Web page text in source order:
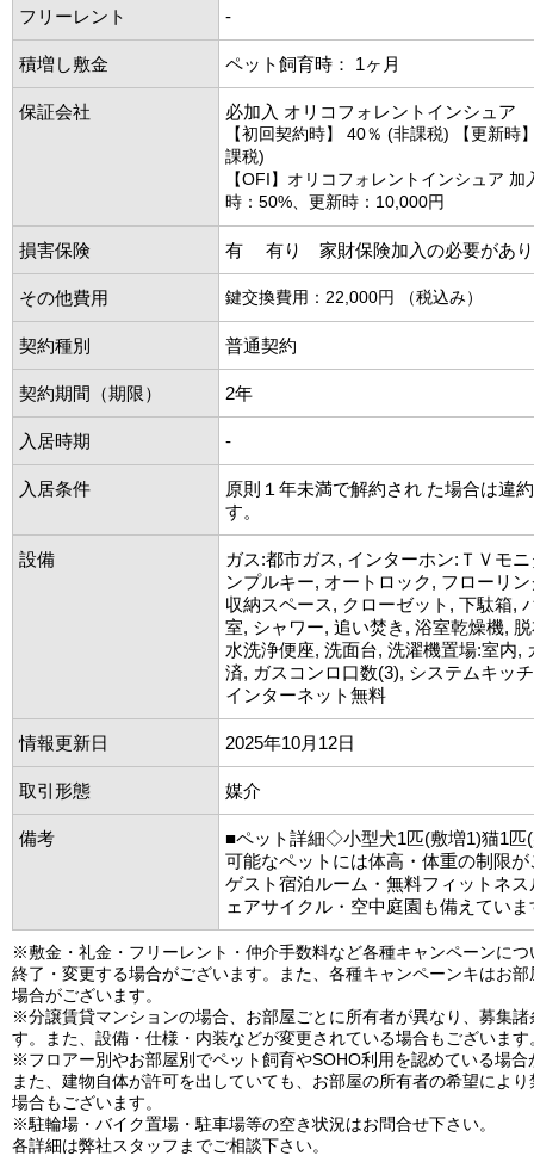
フリーレント -
積増し敷金 ペット飼育時： 1ヶ月
保証会社 必加入 オリコフォレントインシュア
【初回契約時】 40％ (非課税) 【更新時
課税)
【OFI】オリコフォレントインシュア 加
時：50%、更新時：10,000円
損害保険 有 有り 家財保険加入の必要があり
その他費用 鍵交換費用：22,000円 （税込み）
契約種別 普通契約
契約期間（期限） 2年
入居時期 -
入居条件
原則１年未満で解約され た場合は違
す。
設備
ガス:都市ガス, インターホン:ＴＶモ
ンプルキー, オートロック, フローリ
収納スペース, クローゼット, 下駄箱,
室, シャワー, 追い焚き, 浴室乾燥機,
水洗浄便座, 洗面台, 洗濯機置場:室内,
済, ガスコンロ口数(3), システムキッ
インターネット無料
情報更新日 2025年10月12日
取引形態 媒介
備考
■ペット詳細◇小型犬1匹(敷増1)猫1
可能なペットには体高・体重の制限
ゲスト宿泊ルーム・無料フィットネ
ェアサイクル・空中庭園も備えていま
※敷金・礼金・フリーレント・仲介手数料など各種キャンペーンにつ
終了・変更する場合がございます。また、各種キャンペーンキはお
場合がございます。
※分譲賃貸マンションの場合、お部屋ごとに所有者が異なり、募集諸
す。また、設備・仕様・内装などが変更されている場合もございます
※フロアー別やお部屋別でペット飼育やSOHO利用を認めている場合
また、建物自体が許可を出していても、お部屋の所有者の希望によ
場合もございます。
※駐輪場・バイク置場・駐車場等の空き状況はお問合せ下さい。
各詳細は弊社スタッフまでご相談下さい。